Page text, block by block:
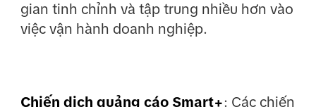
gian tinh chỉnh và tập trung nhiều hơn vào
việc vận hành doanh nghiệp.
Chiến dịch quảng cáo Smart+: Các chiến